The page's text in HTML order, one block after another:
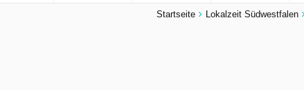
Startseite Lokalzeit Südwestfalen